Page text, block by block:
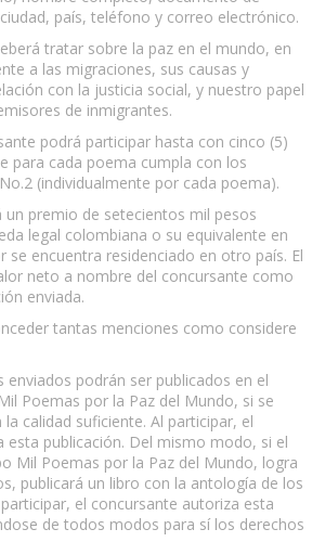
país, teléfono y correo electrónico.
tratar sobre la paz en el mundo, en
a las migraciones, sus causas y
con la justicia social, y nuestro papel
de inmigrantes.
podrá participar hasta con cinco (5)
para cada poema cumpla con los
(individualmente por cada poema).
un premio de setecientos mil pesos
legal colombiana o su equivalente en
se encuentra residenciado en otro país. El
neto a nombre del concursante como
enviada.
tantas menciones como considere
enviados podrán ser publicados en el
Poemas por la Paz del Mundo, si se
calidad suficiente. Al participar, el
esta publicación. Del mismo modo, si el
Mil Poemas por la Paz del Mundo, logra
publicará un libro con la antología de los
el concursante autoriza esta
de todos modos para sí los derechos